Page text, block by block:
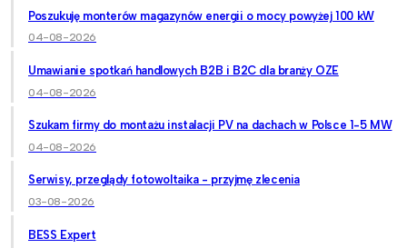
Poszukuję monterów magazynów energii o mocy powyżej 100 kW
04-08-2026
Umawianie spotkań handlowych B2B i B2C dla branży OZE
04-08-2026
Szukam firmy do montażu instalacji PV na dachach w Polsce 1-5 MW
04-08-2026
Serwisy, przeglądy fotowoltaika - przyjmę zlecenia
03-08-2026
BESS Expert